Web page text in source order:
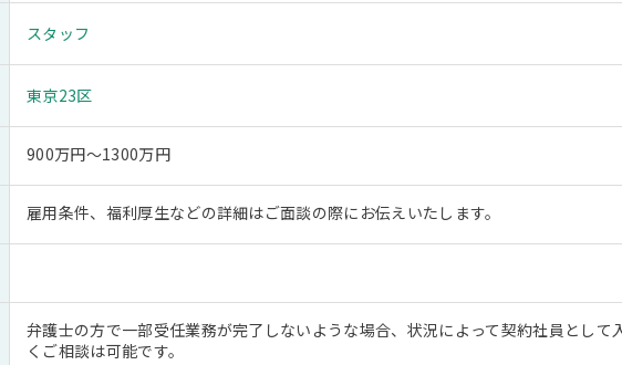
スタッフ
東京23区
900万円～1300万円
雇用条件、福利厚生などの詳細はご面談の際にお伝えいたします。
弁護士の方で一部受任業務が完了しないような場合、状況によって契約社員とし
くご相談は可能です。